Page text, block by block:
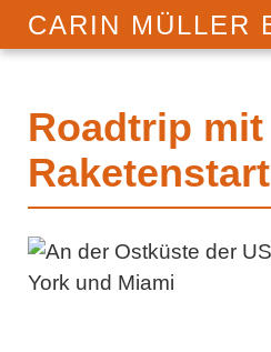
CARIN MÜLLER
Roadtrip mit
Raketenstart